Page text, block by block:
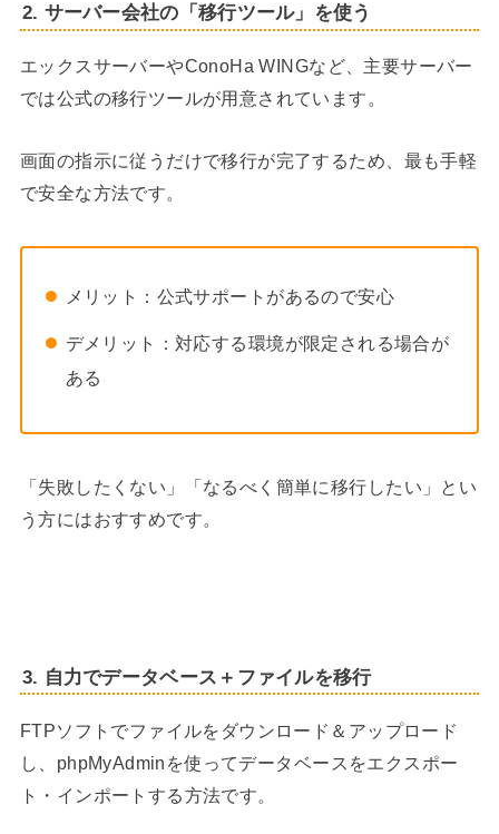
2. サーバー会社の「移行ツール」を使う
エックスサーバーやConoHa WINGなど、主要サーバー
では公式の移行ツールが用意されています。
画面の指示に従うだけで移行が完了するため、最も手軽
で安全な方法です。
メリット：公式サポートがあるので安心
デメリット：対応する環境が限定される場合が
ある
「失敗したくない」「なるべく簡単に移行したい」とい
う方にはおすすめです。
3. 自力でデータベース＋ファイルを移行
FTPソフトでファイルをダウンロード＆アップロード
し、phpMyAdminを使ってデータベースをエクスポー
ト・インポートする方法です。